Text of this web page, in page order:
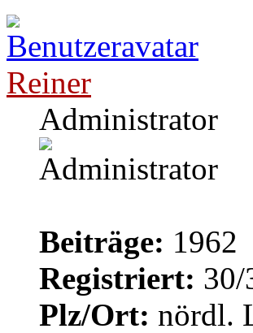
Reiner
Administrator
Beiträge: 1962
Registriert: 30/
Plz/Ort: nördl.